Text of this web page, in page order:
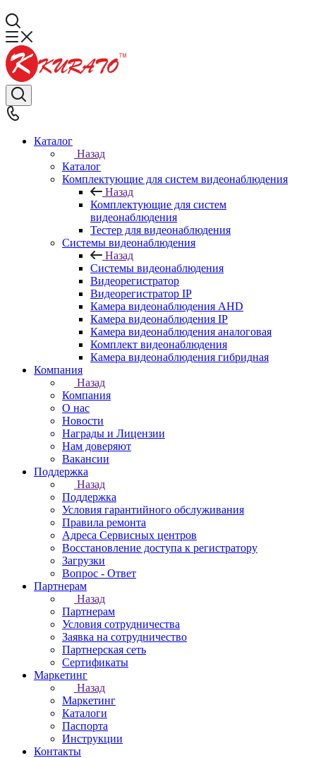
Каталог
Назад
Каталог
Комплектующие для систем видеонаблюдения
Назад
Комплектующие для систем
видеонаблюдения
Тестер для видеонаблюдения
Системы видеонаблюдения
Назад
Системы видеонаблюдения
Видеорегистратор
Видеорегистратор IP
Камера видеонаблюдения AHD
Камера видеонаблюдения IP
Камера видеонаблюдения аналоговая
Комплект видеонаблюдения
Камера видеонаблюдения гибридная
Компания
Назад
Компания
О нас
Новости
Награды и Лицензии
Нам доверяют
Вакансии
Поддержка
Назад
Поддержка
Условия гарантийного обслуживания
Правила ремонта
Адреса Сервисных центров
Восстановление доступа к регистратору
Загрузки
Вопрос - Ответ
Партнерам
Назад
Партнерам
Условия сотрудничества
Заявка на сотрудничество
Партнерская сеть
Сертификаты
Маркетинг
Назад
Маркетинг
Каталоги
Паспорта
Инструкции
Контакты